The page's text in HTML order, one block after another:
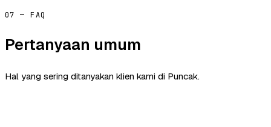
07 — FAQ
Pertanyaan umum
Hal yang sering ditanyakan klien kami di Puncak.